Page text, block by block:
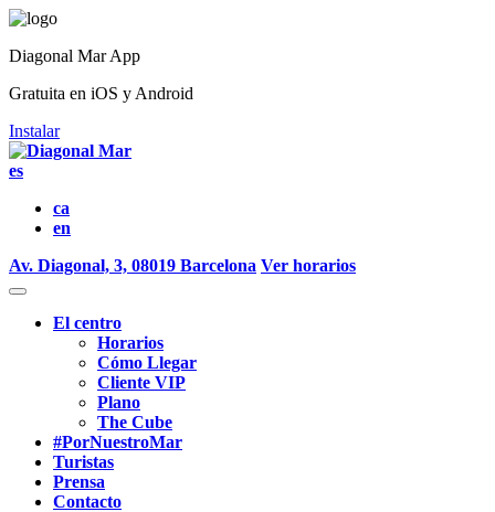
Diagonal Mar App
Gratuita en iOS y Android
Instalar
es
ca
en
Av. Diagonal, 3, 08019 Barcelona Ver horarios
El centro
Horarios
Cómo Llegar
Cliente VIP
Plano
The Cube
#PorNuestroMar
Turistas
Prensa
Contacto